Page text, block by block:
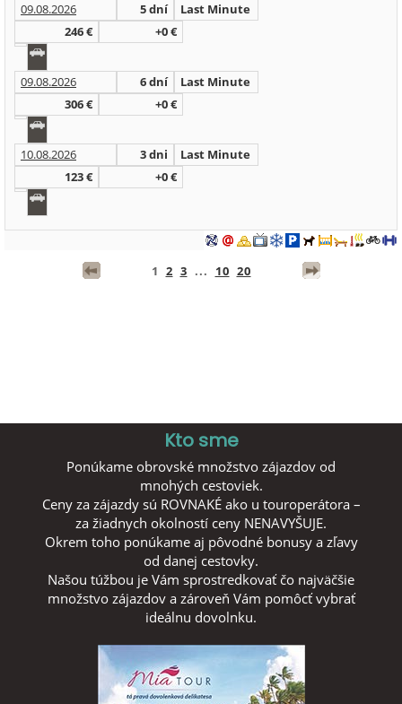
09.08.2026 5 dní
Last Minute
246 €
+0 €
09.08.2026 6 dní
Last Minute
306 €
+0 €
10.08.2026 3 dni
Last Minute
123 €
+0 €
1 2 3 ... 10 20
Kto sme
Ponúkame obrovské množstvo zájazdov od
mnohých cestoviek.
Ceny za zájazdy sú ROVNAKÉ ako u touroperátora –
za žiadnych okolností ceny NENAVYŠUJE.
Okrem toho ponúkame aj pôvodné bonusy a zľavy
od danej cestovky.
Našou túžbou je Vám sprostredkovať čo najväčšie
množstvo zájazdov a zároveň Vám pomôcť vybrať
ideálnu dovolnku.